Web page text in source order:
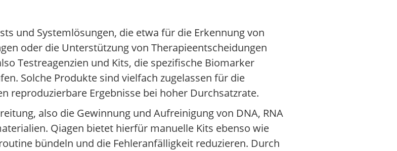
und Systemlösungen, die etwa für die Erkennung von
oder die Unterstützung von Therapieentscheidungen
Testreagenzien und Kits, die spezifische Biomarker
Solche Produkte sind vielfach zugelassen für die
reproduzierbare Ergebnisse bei hoher Durchsatzrate.
also die Gewinnung und Aufreinigung von DNA, RNA
Qiagen bietet hierfür manuelle Kits ebenso wie
bündeln und die Fehleranfälligkeit reduzieren. Durch